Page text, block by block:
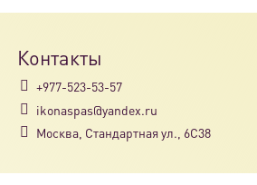
Контакты
+977-523-53-57
ikonaspas@yandex.ru
Москва, Стандартная ул., 6С38